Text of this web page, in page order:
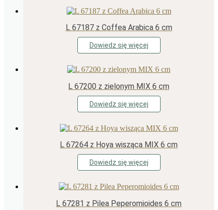
L 67187 z Coffea Arabica 6 cm
Dowiedz się więcej
L 67200 z zielonym MIX 6 cm
Dowiedz się więcej
L 67264 z Hoya wisząca MIX 6 cm
Dowiedz się więcej
L 67281 z Pilea Peperomioides 6 cm